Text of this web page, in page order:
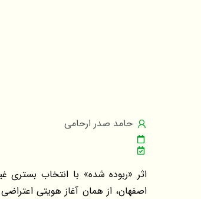
حامد صدر ارحامی
اثر «ربوده شده» با انتخاب بستری
اصفهان، از همان آغاز هویتی